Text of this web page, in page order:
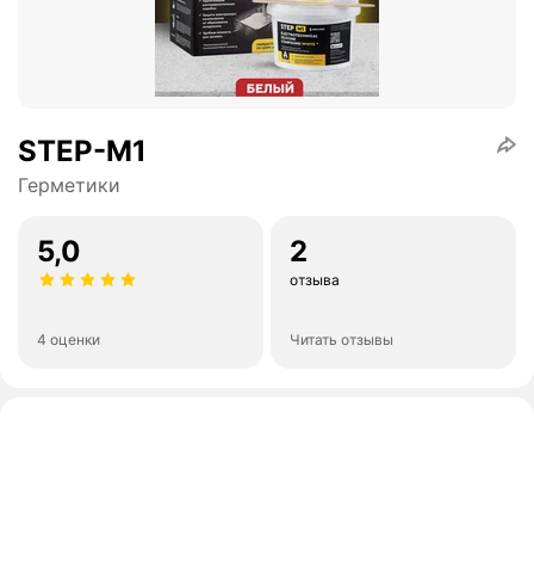
STEP-M1
Герметики
5,0
4 оценки
2
отзыва
Читать отзывы